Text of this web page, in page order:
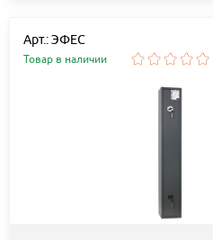
Арт.: ЭФЕС
Товар в наличии